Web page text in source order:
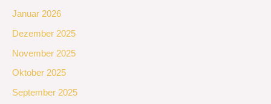
Januar 2026
Dezember 2025
November 2025
Oktober 2025
September 2025